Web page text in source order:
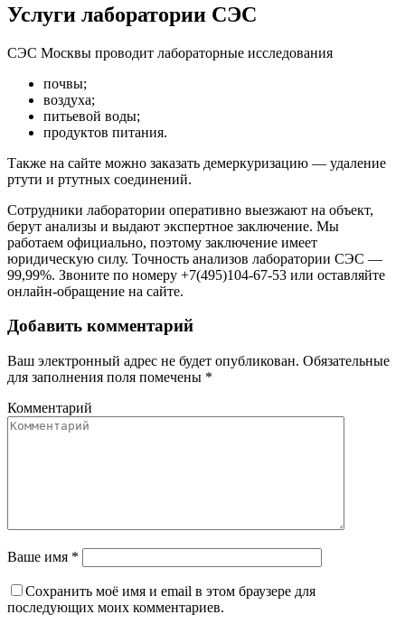
Услуги лаборатории СЭС
СЭС Москвы проводит лабораторные исследования
почвы;
воздуха;
питьевой воды;
продуктов питания.
Также на сайте можно заказать демеркуризацию — удаление
ртути и ртутных соединений.
Сотрудники лаборатории оперативно выезжают на объект,
берут анализы и выдают экспертное заключение. Мы
работаем официально, поэтому заключение имеет
юридическую силу. Точность анализов лаборатории СЭС —
99,99%. Звоните по номеру +7(495)104-67-53 или оставляйте
онлайн-обращение на сайте.
Добавить комментарий
Ваш электронный адрес не будет опубликован. Обязательные
для заполнения поля помечены *
Комментарий
Ваше имя *
Сохранить моё имя и email в этом браузере для
последующих моих комментариев.